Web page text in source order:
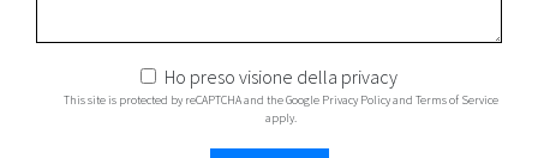
Ho preso visione della privacy
This site is protected by reCAPTCHA and the Google Privacy Policyand Terms of Service
apply.